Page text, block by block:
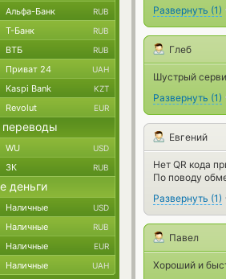
Развернуть (1)
Глеб
Шустрый
Развернуть (1)
Евгений
Нет QR кода
По поводу
Развернуть (1)
Павел
Хороший и
Альфа-Банк RUB
Т-Банк RUB
ВТБ RUB
Приват 24 UAH
Kaspi Bank KZT
Revolut EUR
WU USD
ЗК RUB
деньги
Наличные USD
Наличные RUB
Наличные EUR
Наличные UAH